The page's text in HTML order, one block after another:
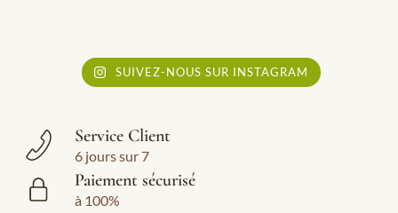
SUIVEZ-NOUS SUR INSTAGRAM
Service Client
6 jours sur 7
Paiement sécurisé
à 100%